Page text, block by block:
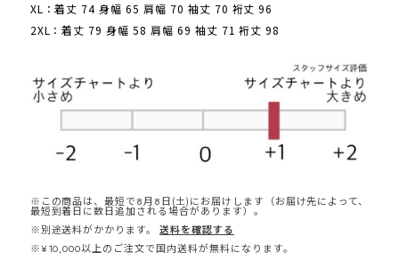
XL：着丈 74 身幅 65 肩幅 70 袖丈 70 裄丈 96
2XL：着丈 79 身幅 58 肩幅 69 袖丈 71 裄丈 98
※この商品は、最短で8月8日(土)にお届けします（お届け先によって、
最短到着日に数日追加される場合があります）。
※別途送料がかかります。
送料を確認する
※¥10,000以上のご注文で国内送料が無料になります。